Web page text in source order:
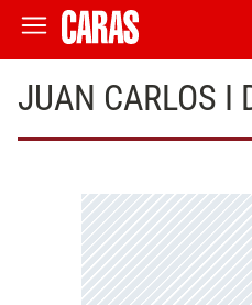
JUAN CARLOS I